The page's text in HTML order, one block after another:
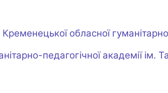
обласної
педагогічної академії ім.